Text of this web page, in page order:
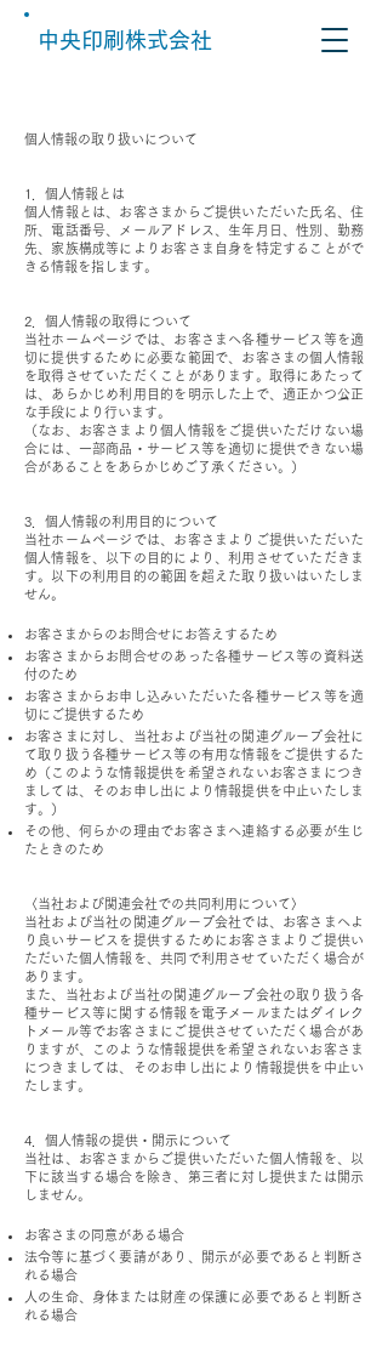
中央印刷株式会社
個人情報の取り扱いについて
1．個人情報とは
個人情報とは、お客さまからご提供いただいた氏名、住
所、電話番号、メールアドレス、生年月日、性別、勤務
先、家族構成等によりお客さま自身を特定することがで
きる情報を指します。
2．個人情報の取得について
当社ホームページでは、お客さまへ各種サービス等を適
切に提供するために必要な範囲で、お客さまの個人情報
を取得させていただくことがあります。取得にあたって
は、あらかじめ利用目的を明示した上で、適正かつ公正
な手段により行います。
（なお、お客さまより個人情報をご提供いただけない場
合には、一部商品・サービス等を適切に提供できない場
合があることをあらかじめご了承ください。）
3．個人情報の利用目的について
当社ホームページでは、お客さまよりご提供いただいた
個人情報を、以下の目的により、利用させていただきま
す。以下の利用目的の範囲を超えた取り扱いはいたしま
せん。
お客さまからのお問合せにお答えするため
お客さまからお問合せのあった各種サービス等の資料送
付のため
お客さまからお申し込みいただいた各種サービス等を適
切にご提供するため
お客さまに対し、当社および当社の関連グループ会社に
て取り扱う各種サービス等の有用な情報をご提供するた
め（このような情報提供を希望されないお客さまにつき
ましては、そのお申し出により情報提供を中止いたしま
す。）
その他、何らかの理由でお客さまへ連絡する必要が生じ
たときのため
〈当社および関連会社での共同利用について〉
当社および当社の関連グループ会社では、お客さまへよ
り良いサービスを提供するためにお客さまよりご提供い
ただいた個人情報を、共同で利用させていただく場合が
あります。
また、当社および当社の関連グループ会社の取り扱う各
種サービス等に関する情報を電子メールまたはダイレク
トメール等でお客さまにご提供させていただく場合があ
りますが、このような情報提供を希望されないお客さま
につきましては、そのお申し出により情報提供を中止い
たします。
4．個人情報の提供・開示について
当社は、お客さまからご提供いただいた個人情報を、以
下に該当する場合を除き、第三者に対し提供または開示
しません。
お客さまの同意がある場合
法令等に基づく要請があり、開示が必要であると判断さ
れる場合
人の生命、身体または財産の保護に必要であると判断さ
れる場合